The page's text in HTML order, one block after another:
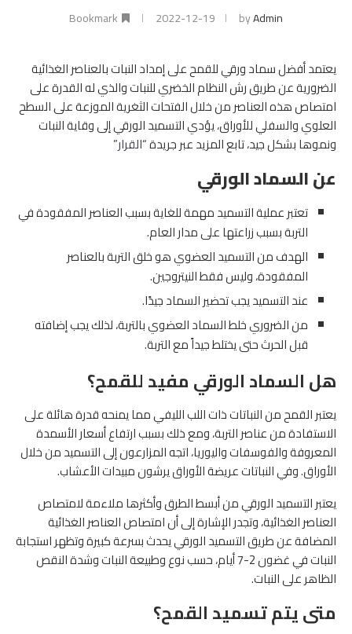
byAdmin
2022-12-19
Bookmark
يعتمد أفضل سماد ورقي للقمح على إمداد النبات بالعناصر الغذائية
الضرورية عن طريق رش النظام الخضري للنبات والذي له القدرة على
امتصاص هذه العناصر من خلال الفتحات الثغرية الموزعة على السطح
العلوي والسفلي للأوراق، يؤدي التسميد الورقي إلى وقاية النبات
ونموها بشكل جيد، تابع المزيد عبر جريدة “القرار”
عن السماد الورقي
تعتبر عملية التسميد مهمة للغاية بسبب العناصر المفقودة في
التربة بسبب زراعتها على مدار العام.
الهدف من التسميد العضوي هو خلق التربة بالعناصر
المفقودة، وليس فقط النيتروجين.
عند التسميد يجب تحضير السماد جيدًا.
من الضروري خلط السماد العضوي بالتربة، لذلك يجب إضافته
قبل الحرث حتى يختلط جيداً مع التربة.
هل السماد الورقي مفيد للقمح؟
يعتبر القمح من النباتات ذات اللب الليفي مما يمنحه قدرة هائلة على
الاستفادة من عناصر التربة، ومع ذلك بسبب ارتفاع أسعار الأسمدة
المعروفة والفوسفات واليوريا، اتجه المزارعون إلى التسميد من خلال
الأوراق. وفي النباتات عريضة الأوراق يرشون مبيدات الأعشاب.
يعتبر التسميد الورقي من أبسط الطرق وأكثرها ملاءمة لامتصاص
العناصر الغذائية، وتجدر الإشارة إلى أن امتصاص العناصر الغذائية
المضافة عن طريق التسميد الورقي يحدث بسرعة كبيرة وتظهر استجابة
النبات في غضون 2-7 أيام، حسب نوع وطبيعة النبات وشدة النقص
الظاهر على النبات.
متى يتم تسميد القمح؟